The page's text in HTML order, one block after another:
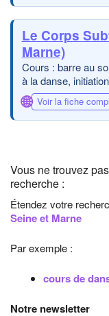
Le Corps
Marne)
Cours : barre au
à la danse,
🌐 Voir la fiche
Vous ne trouvez
recherche :
Étendez votre
Seine et Marne
Par exemple :
cours de
Notre newsletter